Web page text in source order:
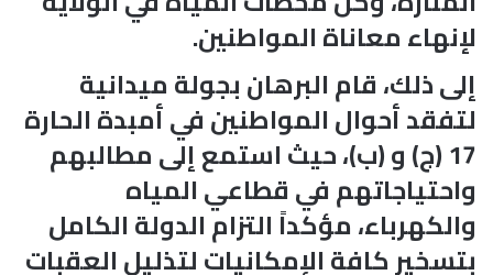
لإنهاء معاناة المواطنين.
إلى ذلك، قام البرهان بجولة ميدانية
لتفقد أحوال المواطنين في أمبدة الحارة
17 (ج) و (ب)، حيث استمع إلى مطالبهم
واحتياجاتهم في قطاعي المياه
والكهرباء، مؤكداً التزام الدولة الكامل
بتسخير كافة الإمكانيات لتذليل العقبات